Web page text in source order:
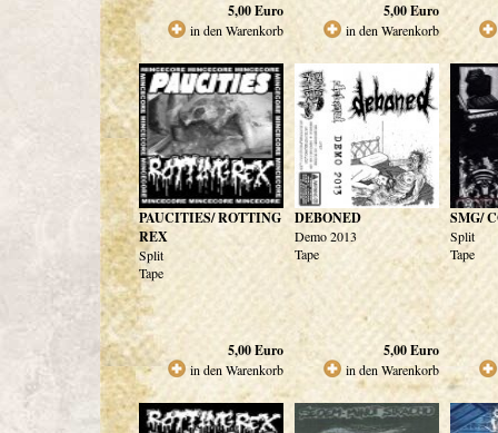
5,00Euro
in den Warenkorb
5,00Euro
in den Warenkorb
PAUCITIES/ ROTTING
REX
Split
Tape
5,00Euro
in den Warenkorb
DEBONED
Demo 2013
Tape
5,00Euro
in den Warenkorb
SMG/
Split
Tape